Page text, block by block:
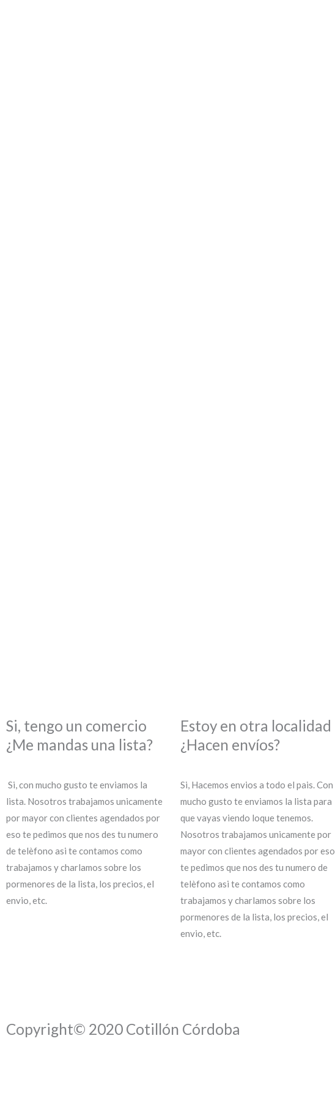
Si, tengo un comercio
¿Me mandas una lista?
Si, con mucho gusto te enviamos la
lista. Nosotros trabajamos unicamente
por mayor con clientes agendados por
eso te pedimos que nos des tu numero
de telèfono asi te contamos como
trabajamos y charlamos sobre los
pormenores de la lista, los precios, el
envio, etc.
Estoy en otra localidad
¿Hacen envíos?
Si, Hacemos envios a todo el pais. Con
mucho gusto te enviamos la lista para
que vayas viendo loque tenemos.
Nosotros trabajamos unicamente por
mayor con clientes agendados por eso
te pedimos que nos des tu numero de
telèfono asi te contamos como
trabajamos y charlamos sobre los
pormenores de la lista, los precios, el
envio, etc.
Copyright© 2020 Cotillón Córdoba